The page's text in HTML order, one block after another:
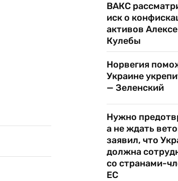
ВАКС
иск о
активов
Кулебы
Норвегия
Украине
— Зеленский
Нужно
а не ждать
заявил, что
должна
со странами-
ЕС